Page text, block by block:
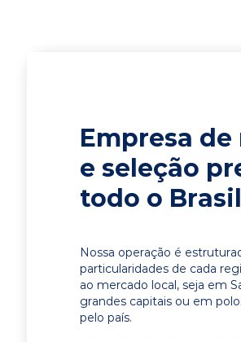
Empresa
e seleção
todo o Brasil
Nossa operação é
particularidades de cada
ao mercado local, seja em
grandes capitais ou em
pelo país.